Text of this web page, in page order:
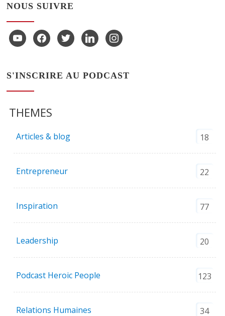
NOUS SUIVRE
youtubefacebooktwitter linkedin instagram
S'INSCRIRE AU PODCAST
THEMES
Articles & blog 18
Entrepreneur 22
Inspiration 77
Leadership 20
Podcast Heroic People 123
Relations Humaines 34